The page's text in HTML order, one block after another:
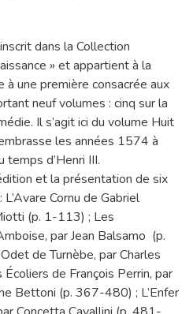
dans la Collection
» et appartient à la
une première consacrée aux
neuf volumes : cinq sur la
Il s’agit ici du volume Huit
les années 1574 à
d’Henri III.
et la présentation de six
Cornu de Ga­briel
(p. 1-113) ; Les
par Jean Balsamo (p.
de Turnèbe, par Charles
de François Perrin, par
Bettoni (p. 367-480) ; L’Enfer